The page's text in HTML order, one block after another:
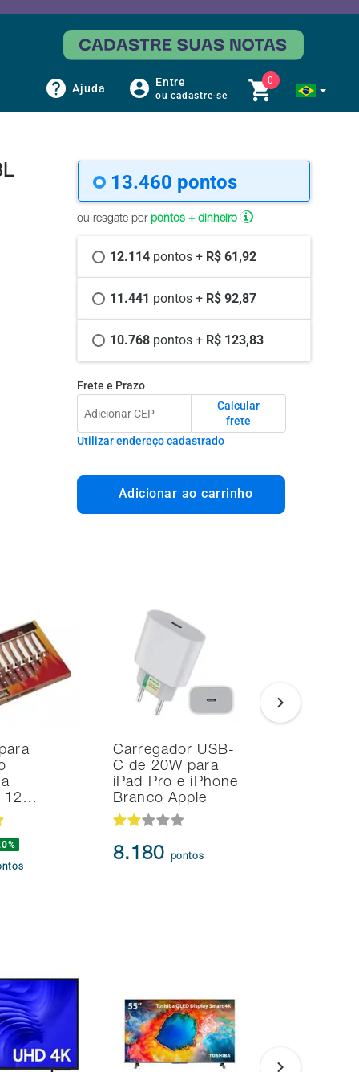
Ajuda Entre
ou cadastre-se
0
13.460 pontos
ou resgate por pontos + dinheiro
12.114 pontos + R$ 61,92
11.441 pontos + R$ 92,87
10.768 pontos + R$ 123,83
Frete e Prazo
Calcular
frete
Utilizar endereço cadastrado
Adicionar ao carrinho
12…
Carregador USB-
C de 20W para
iPad Pro e iPhone
Branco Apple
8.180 pontos